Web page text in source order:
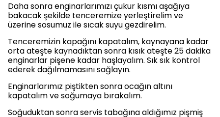
Daha sonra enginarlarımızı çukur kısmı aşağıya
bakacak şekilde tenceremize yerleştirelim ve
üzerine sosumuz ile sıcak suyu gezdirelim.
Tenceremizin kapağını kapatalım, kaynayana kadar
orta ateşte kaynadıktan sonra kısık ateşte 25 dakika
enginarlar pişene kadar haşlayalım. Sık sık kontrol
ederek dağılmamasını sağlayın.
Enginarlarımız piştikten sonra ocağın altını
kapatalım ve soğumaya bırakalım.
Soğuduktan sonra servis tabağına aldığımız pişmiş